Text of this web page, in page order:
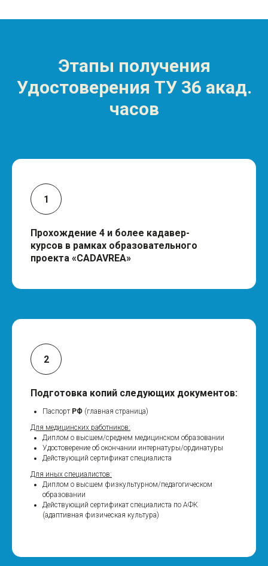
Этапы получения
Удостоверения ТУ 36 акад.
часов
Прохождение 4 и более кадавер-
курсов в рамках образовательного
проекта «CADAVREA»
Подготовка копий следующих документов:
Паспорт РФ (главная страница)
Для медицинских работников:
Диплом о высшем/среднем медицинском образовании
Удостоверение об окончании интернатуры/ординатуры
Действующий сертификат специалиста
Для иных специалистов:
Диплом о высшем физкультурном/педагогическом
образовании
Действующий сертификат специалиста по АФК
(адаптивная физическая культура)